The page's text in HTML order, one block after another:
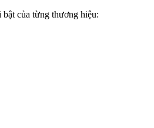
của từng thương hiệu: